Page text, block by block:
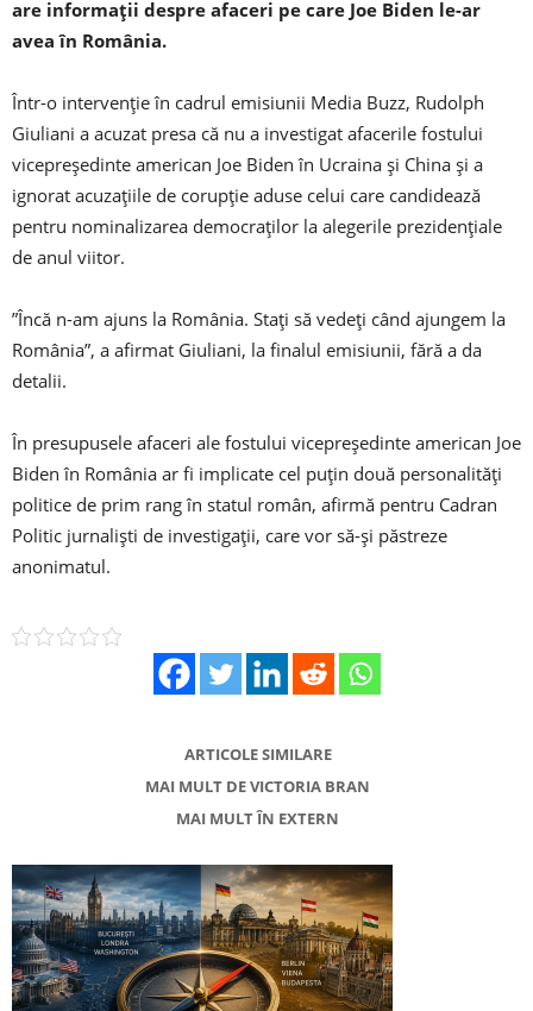
are informații despre afaceri pe care Joe Biden le-ar
avea în România.
Într-o intervenție în cadrul emisiunii Media Buzz, Rudolph
Giuliani a acuzat presa că nu a investigat afacerile fostului
vicepreședinte american Joe Biden în Ucraina și China și a
ignorat acuzațiile de corupție aduse celui care candidează
pentru nominalizarea democraților la alegerile prezidențiale
de anul viitor.
”Încă n-am ajuns la România. Stați să vedeți când ajungem la
România”, a afirmat Giuliani, la finalul emisiunii, fără a da
detalii.
În presupusele afaceri ale fostului vicepreședinte american Joe
Biden în România ar fi implicate cel puțin două personalități
politice de prim rang în statul român, afirmă pentru Cadran
Politic jurnaliști de investigații, care vor să-și păstreze
anonimatul.
ARTICOLE SIMILARE
MAI MULT DE VICTORIA BRAN
MAI MULT ÎN EXTERN